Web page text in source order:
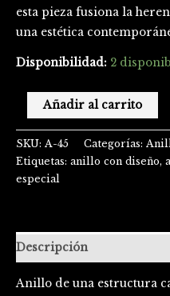
esta pieza fusiona la
una estética
Disponibilidad: 2
Añadir al carrito
SKU: A-45 Categorías:
Etiquetas: anillo con diseño,
especial
Descripción
Anillo de una estructura